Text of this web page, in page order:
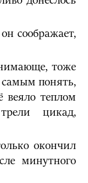
соображает,
тоже
самым понять,
веяло теплом
цикад,
окончил
минутного